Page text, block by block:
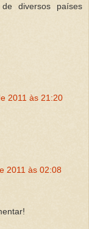
diversos países
2011 às 21:20
2011 às 02:08